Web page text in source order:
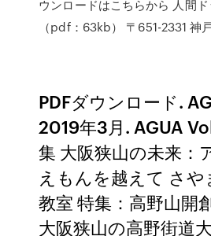
ウンロードはこちらから 人間
（pdf：63kb） 〒651-2331 神
PDFダウンロード.
2019年3月. AGUA
集 大阪狭山の未来：
えもんを越えて さや
教室 特集：高野山開
大阪狭山の高野街道